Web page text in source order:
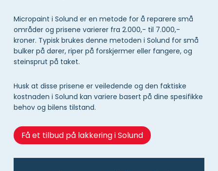
Micropaint i Solund er en metode for å reparere små
områder og prisene varierer fra 2.000,- til 7.000,-
kroner. Typisk brukes denne metoden i Solund for små
bulker på dører, riper på forskjermer eller fangere, og
steinsprut på taket.
Husk at disse prisene er veiledende og den faktiske
kostnaden i Solund kan variere basert på dine spesifikke
behov og bilens tilstand.
Få et tilbud på lakkering i Solund